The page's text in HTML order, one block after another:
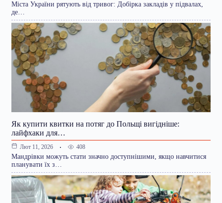
Міста України рятують від тривог: Добірка закладів у підвалах,
де…
Як купити квитки на потяг до Польщі вигідніше:
лайфхаки для…
Лют 11, 2026 408
Мандрівки можуть стати значно доступнішими, якщо навчитися
планувати їх з…